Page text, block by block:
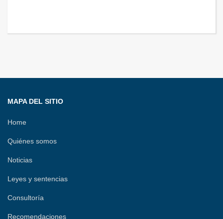
MAPA DEL SITIO
Home
Quiénes somos
Noticias
Leyes y sentencias
Consultoría
Recomendaciones